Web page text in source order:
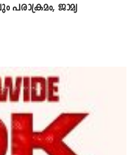
പരാക്രമം, ജാമ്യ